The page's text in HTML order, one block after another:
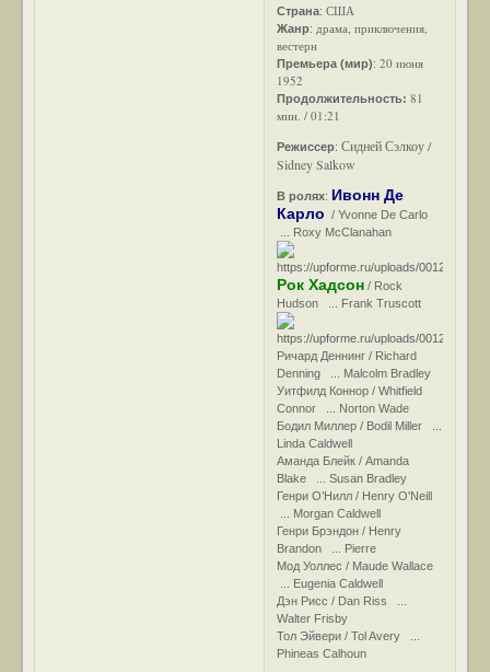
Страна:США
Жанр: драма, приключения,
вестерн
Премьера (мир):20 июня
1952
Продолжительность:81
мин. / 01:21
Режиссер:Сидней Сэлкоу /
Sidney Salkow
В ролях: Ивонн Де
Карло / Yvonne De Carlo
... Roxy McClanahan
Рок Хадсон / Rock
Hudson ... Frank Truscott
Ричард Деннинг / Richard
Denning ... Malcolm Bradley
Уитфилд Коннор / Whitfield
Connor ... Norton Wade
Бодил Миллер / Bodil Miller ...
Linda Caldwell
Аманда Блейк / Amanda
Blake ... Susan Bradley
Генри О’Нилл / Henry O'Neill
... Morgan Caldwell
Генри Брэндон / Henry
Brandon ... Pierre
Мод Уоллес / Maude Wallace
... Eugenia Caldwell
Дэн Рисс / Dan Riss ...
Walter Frisby
Тол Эйвери / Tol Avery ...
Phineas Calhoun